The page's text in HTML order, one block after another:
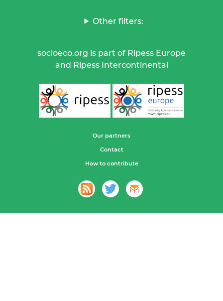
Other filters:
socioeco.org is part of Ripess Europe
and Ripess Intercontinental
Our partners
Contact
How to contribute